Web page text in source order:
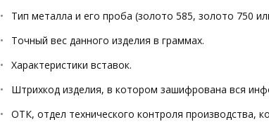
Тип металла и его проба (золото 585, золото 750
Точный вес данного изделия в граммах.
Характеристики вставок.
Штрихкод изделия, в котором зашифрована вся
ОТК, отдел технического контроля производства,